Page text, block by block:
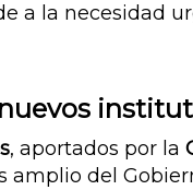
a la necesidad
, aportados por la
del